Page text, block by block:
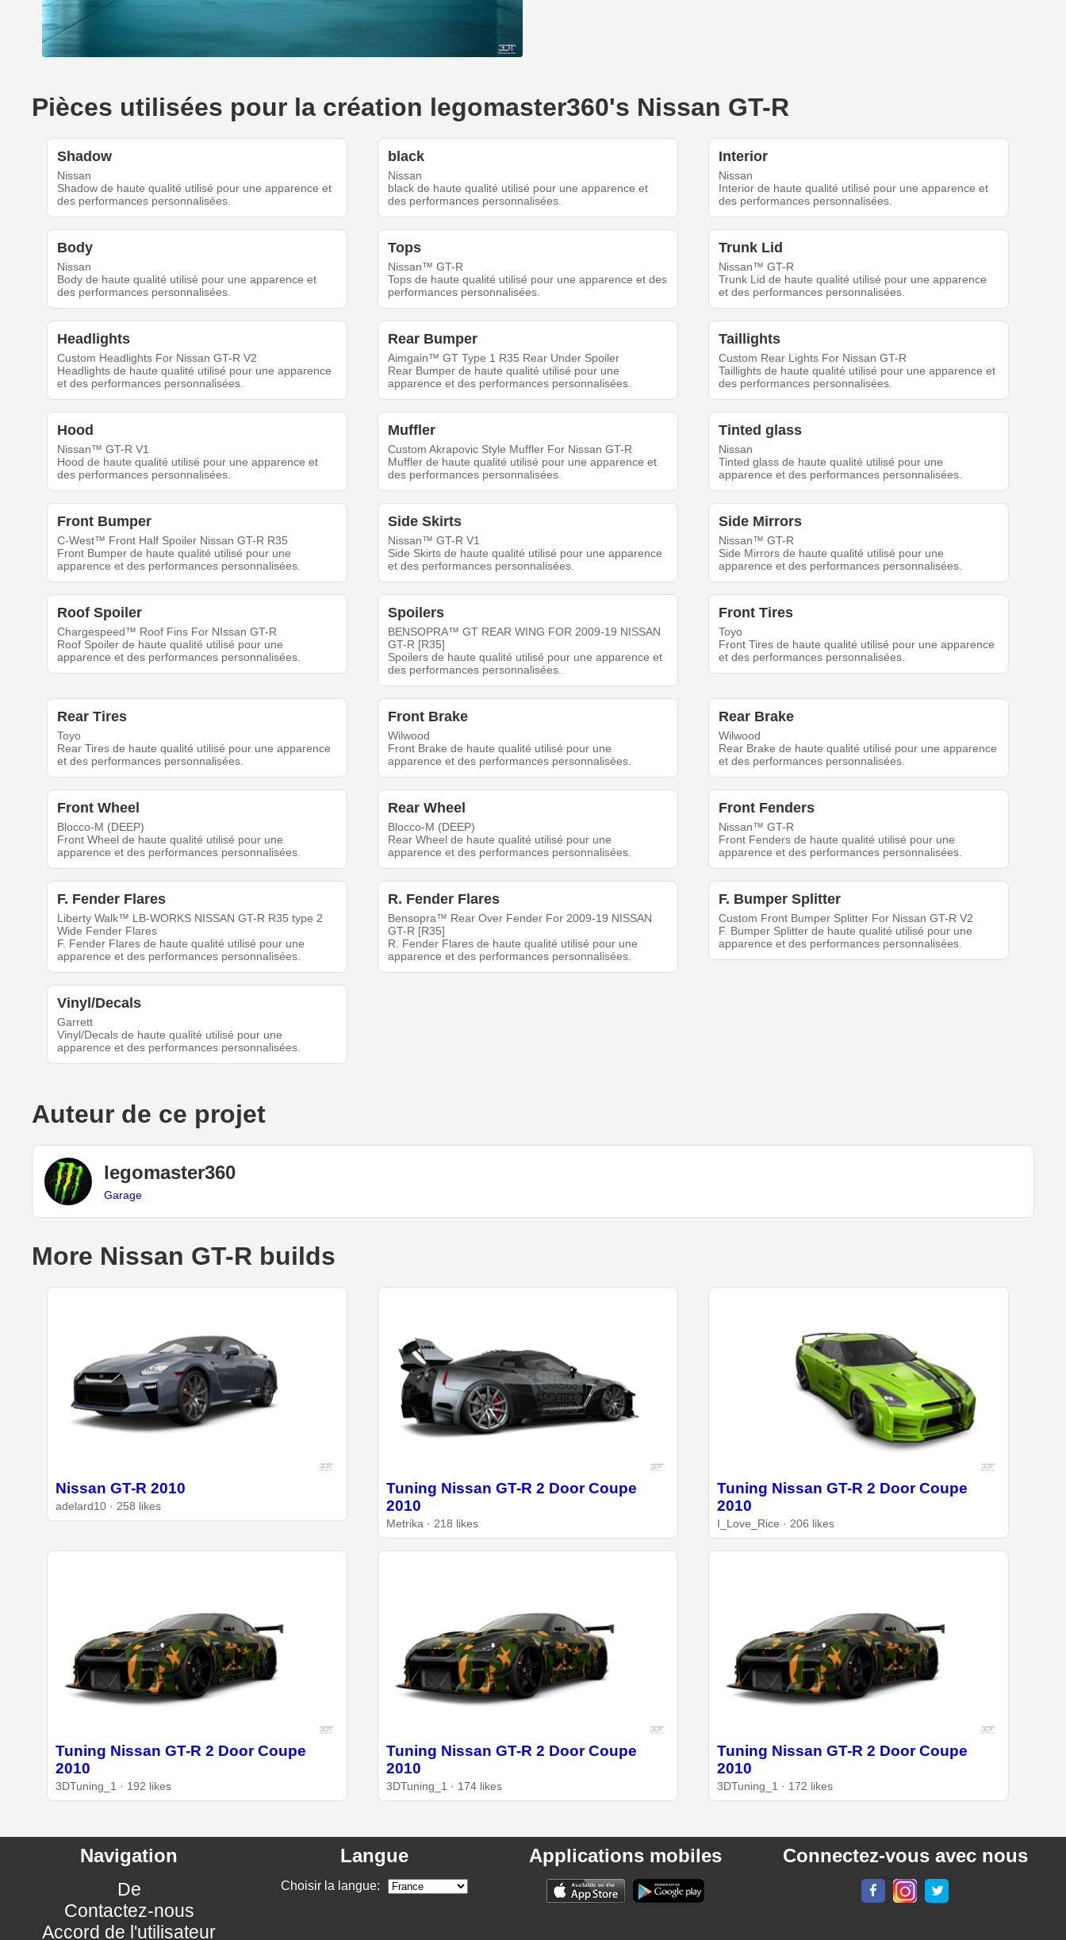
Pièces utilisées pour la création legomaster360's Nissan GT-R
Shadow
Nissan
Shadow de haute qualité utilisé pour une apparence et
des performances personnalisées.
black
Nissan
black de haute qualité utilisé pour une apparence et
des performances personnalisées.
Interior
Nissan
Interior de haute qualité utilisé pour une apparence et
des performances personnalisées.
Body
Nissan
Body de haute qualité utilisé pour une apparence et
des performances personnalisées.
Tops
Nissan™ GT-R
Tops de haute qualité utilisé pour une apparence et des
performances personnalisées.
Trunk Lid
Nissan™ GT-R
Trunk Lid de haute qualité utilisé pour une apparence
et des performances personnalisées.
Headlights
Custom Headlights For Nissan GT-R V2
Headlights de haute qualité utilisé pour une apparence
et des performances personnalisées.
Rear Bumper
Aimgain™ GT Type 1 R35 Rear Under Spoiler
Rear Bumper de haute qualité utilisé pour une
apparence et des performances personnalisées.
Taillights
Custom Rear Lights For Nissan GT-R
Taillights de haute qualité utilisé pour une apparence et
des performances personnalisées.
Hood
Nissan™ GT-R V1
Hood de haute qualité utilisé pour une apparence et
des performances personnalisées.
Muffler
Custom Akrapovic Style Muffler For Nissan GT-R
Muffler de haute qualité utilisé pour une apparence et
des performances personnalisées.
Tinted glass
Nissan
Tinted glass de haute qualité utilisé pour une
apparence et des performances personnalisées.
Front Bumper
C-West™ Front Half Spoiler Nissan GT-R R35
Front Bumper de haute qualité utilisé pour une
apparence et des performances personnalisées.
Side Skirts
Nissan™ GT-R V1
Side Skirts de haute qualité utilisé pour une apparence
et des performances personnalisées.
Side Mirrors
Nissan™ GT-R
Side Mirrors de haute qualité utilisé pour une
apparence et des performances personnalisées.
Roof Spoiler
Chargespeed™ Roof Fins For NIssan GT-R
Roof Spoiler de haute qualité utilisé pour une
apparence et des performances personnalisées.
Spoilers
BENSOPRA™ GT REAR WING FOR 2009-19 NISSAN
GT-R [R35]
Spoilers de haute qualité utilisé pour une apparence et
des performances personnalisées.
Front Tires
Toyo
Front Tires de haute qualité utilisé pour une apparence
et des performances personnalisées.
Rear Tires
Toyo
Rear Tires de haute qualité utilisé pour une apparence
et des performances personnalisées.
Front Brake
Wilwood
Front Brake de haute qualité utilisé pour une
apparence et des performances personnalisées.
Rear Brake
Wilwood
Rear Brake de haute qualité utilisé pour une apparence
et des performances personnalisées.
Front Wheel
Blocco-M (DEEP)
Front Wheel de haute qualité utilisé pour une
apparence et des performances personnalisées.
Rear Wheel
Blocco-M (DEEP)
Rear Wheel de haute qualité utilisé pour une
apparence et des performances personnalisées.
Front Fenders
Nissan™ GT-R
Front Fenders de haute qualité utilisé pour une
apparence et des performances personnalisées.
F. Fender Flares
Liberty Walk™ LB-WORKS NISSAN GT-R R35 type 2
Wide Fender Flares
F. Fender Flares de haute qualité utilisé pour une
apparence et des performances personnalisées.
R. Fender Flares
Bensopra™ Rear Over Fender For 2009-19 NISSAN
GT-R [R35]
R. Fender Flares de haute qualité utilisé pour une
apparence et des performances personnalisées.
F. Bumper Splitter
Custom Front Bumper Splitter For Nissan GT-R V2
F. Bumper Splitter de haute qualité utilisé pour une
apparence et des performances personnalisées.
Vinyl/Decals
Garrett
Vinyl/Decals de haute qualité utilisé pour une
apparence et des performances personnalisées.
Auteur de ce projet
legomaster360
Garage
More Nissan GT-R builds
Nissan GT-R 2010
adelard10 · 258 likes
Tuning Nissan GT-R 2 Door Coupe
2010
Metrika · 218 likes
Tuning Nissan GT-R 2 Door Coupe
2010
I_Love_Rice · 206 likes
Tuning Nissan GT-R 2 Door Coupe
2010
3DTuning_1 · 192 likes
Tuning Nissan GT-R 2 Door Coupe
2010
3DTuning_1 · 174 likes
Tuning Nissan GT-R 2 Door Coupe
2010
3DTuning_1 · 172 likes
Navigation
De
Contactez-nous
Accord de l'utilisateur
Langue
Choisir la langue:
Applications mobiles Connectez-vous avec nous